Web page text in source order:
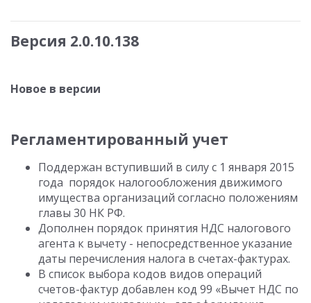
Версия 2.0.10.138
Новое в версии
Регламентированный учет
Поддержан вступивший в силу с 1 января 2015
года порядок налогообложения движимого
имущества организаций согласно положениям
главы 30 НК РФ.
Дополнен порядок принятия НДС налогового
агента к вычету - непосредственное указание
даты перечисления налога в счетах-фактурах.
В список выбора кодов видов операций
счетов-фактур добавлен код 99 «Вычет НДС по